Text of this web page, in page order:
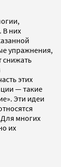
В них
упражнения,
снижать
этих
— такие
Эти идеи
многих
их